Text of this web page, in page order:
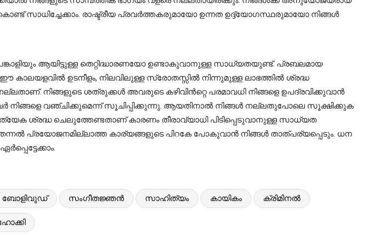
രാഷ്ട്രീയ പ്രവർത്തകരുമായോ ഉന്നത ഉദ്ദ്യോഗസ്ഥരുമായോ നിങ്ങൾ
ആയിട്ടുള്ള തെറ്റിദ്ധാരണയോ ഉണ്ടാകുവാനുള്ള സാധ്യതയുണ്ട്. പ്രബലമായ
ഉടനീളം, നിലവിലുള്ള സ്രോതസ്സിൽ നിന്നുമുള്ള ലാഭത്തിൽ ശ്രദ്ധ
നിങ്ങളുടെ ശത്രുക്കൾ അവരുടെ കഴിവിൻറ്റെ പരമാവധി നിങ്ങളെ ഉപദ്രവിക്കുവാൻ
നിങ്ങളെ വഞ്ചിക്കുമെന്ന് സൂചിപ്പിക്കുന്നു. ആയതിനാൽ നിങ്ങൾ നല്ലതുപോലെ സൂക്ഷിക്കുക
ശ്രദ്ധ ചെലുത്തേണ്ടതാണ് കാരണം തീരാവ്യാധി പിടിപ്പെടുവാനുള്ള സാധ്യത
പ്രയോജനമില്ലാത്ത കാര്യങ്ങളുടെ പിറകേ പോകുവാൻ നിങ്ങൾ താത്പര്യപ്പെടും. ധന
ബോളിവുഡ് സംഗീതജ്ഞൻ സാഹിത്യം കായികം ക്രിമിനൽ